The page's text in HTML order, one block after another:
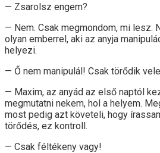
— Zsarolsz engem?
— Nem. Csak megmondom, mi lesz.
olyan emberrel, aki az anyja
helyezi.
— Ő nem manipulál! Csak törődik
— Maxim, az anyád az első naptól
megmutatni nekem, hol a helyem.
most pedig azt követeli, hogy
törődés, ez kontroll.
— Csak féltékeny vagy!